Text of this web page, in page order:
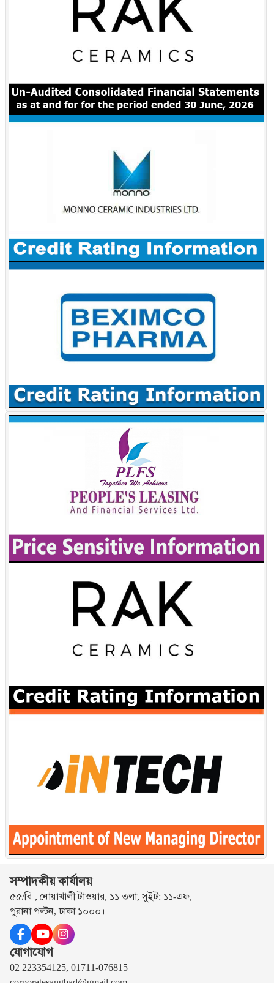
সম্পাদকীয় কার্যালয়
৫৫/বি , নোয়াখালী টাওয়ার, ১১ তলা, সুইট: ১১-এফ,
পুরানা পল্টন, ঢাকা ১০০০।
যোগাযোগ
02 223354125, 01711-076815